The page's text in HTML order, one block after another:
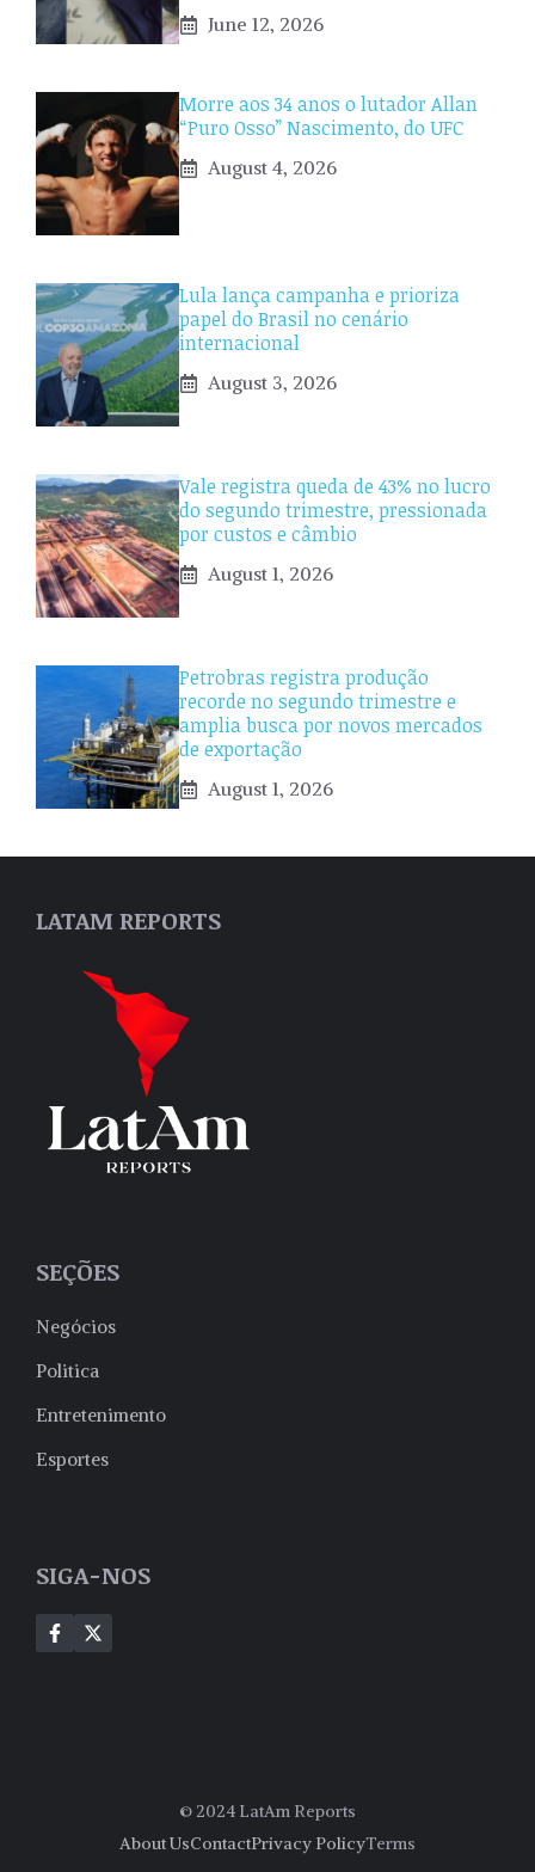
June 12, 2026
Morre aos 34 anos o lutador Allan
“Puro Osso” Nascimento, do UFC
August 4, 2026
Lula lança campanha e prioriza
papel do Brasil no cenário
internacional
August 3, 2026
Vale registra queda de 43% no lucro
do segundo trimestre, pressionada
por custos e câmbio
August 1, 2026
Petrobras registra produção
recorde no segundo trimestre e
amplia busca por novos mercados
de exportação
August 1, 2026
LATAM REPORTS
SEÇÕES
Negócios
Politica
Entretenimento
Esportes
SIGA-NOS
© 2024 LatAm Reports
About UsContactPrivacy PolicyTerms